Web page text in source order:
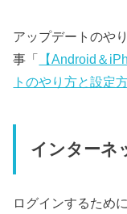
アップデートのや
事「 【Android＆
トのやり方と設定
インターネ
ログインするため